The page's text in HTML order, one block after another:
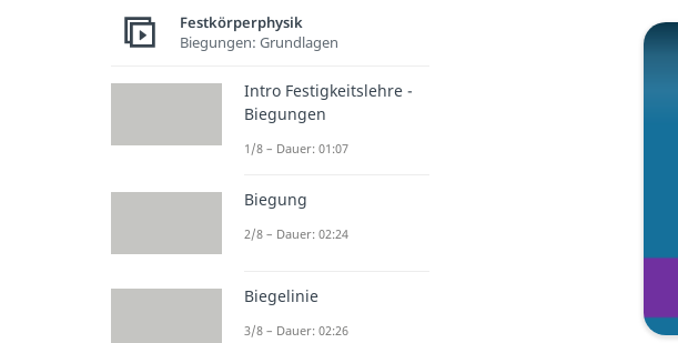
Festkörperphysik
Biegungen: Grundlagen
Intro Festigkeitslehre -
Biegungen
1/8 – Dauer: 01:07
Biegung
2/8 – Dauer: 02:24
Biegelinie
3/8 – Dauer: 02:26